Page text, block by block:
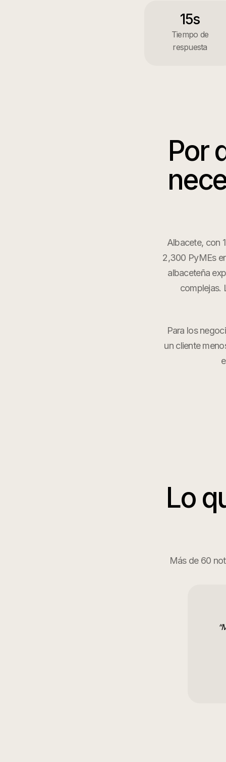
15s
Tiempo de
respuesta
Por
Albacete, con
2,300 PyMEs
albaceteña
complejas.
Para los
un cliente
Lo
Más de 60
“